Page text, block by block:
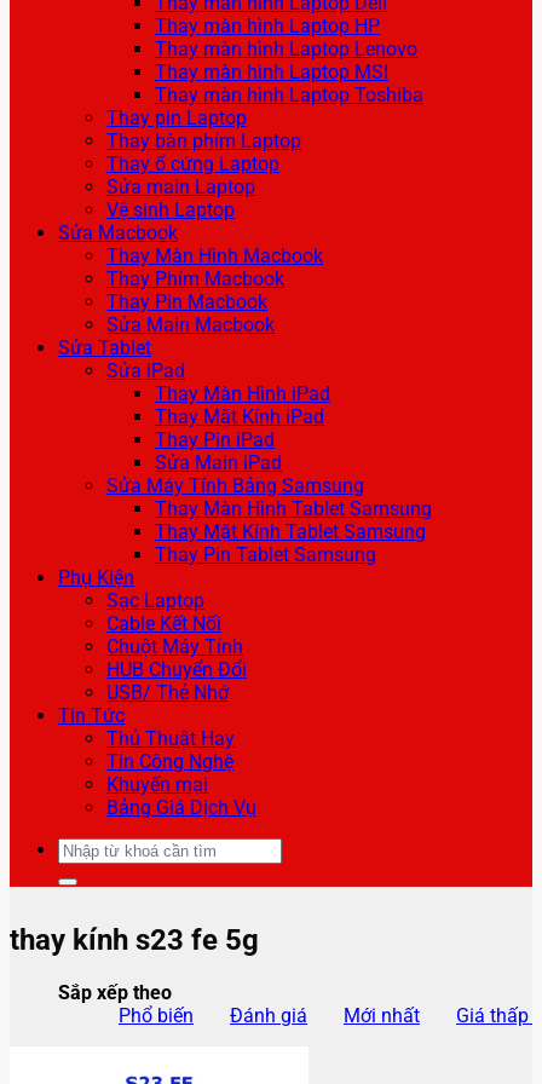
Thay màn hình Laptop HP
Thay màn hình Laptop Lenovo
Thay màn hình Laptop MSI
Thay màn hình Laptop Toshiba
Thay pin Laptop
Thay bàn phím Laptop
Thay ổ cứng Laptop
Sửa main Laptop
Vệ sinh Laptop
Sửa Macbook
Thay Màn Hình Macbook
Thay Phím Macbook
Thay Pin Macbook
Sửa Main Macbook
Sửa Tablet
Sửa iPad
Thay Màn Hình iPad
Thay Mặt Kính iPad
Thay Pin iPad
Sửa Main iPad
Sửa Máy Tính Bảng Samsung
Thay Màn Hình Tablet Samsung
Thay Mặt Kính Tablet Samsung
Thay Pin Tablet Samsung
Phụ Kiện
Sạc Laptop
Cable Kết Nối
Chuột Máy Tính
HUB Chuyển Đổi
USB/ Thẻ Nhớ
Tin Tức
Thủ Thuật Hay
Tin Công Nghệ
Khuyến mại
Bảng Giá Dịch Vụ
Tìm
kiếm:
thay kính s23 fe 5g
Sắp xếp theo
Phổ biến
Đánh giá Mới nhất Giá thấp